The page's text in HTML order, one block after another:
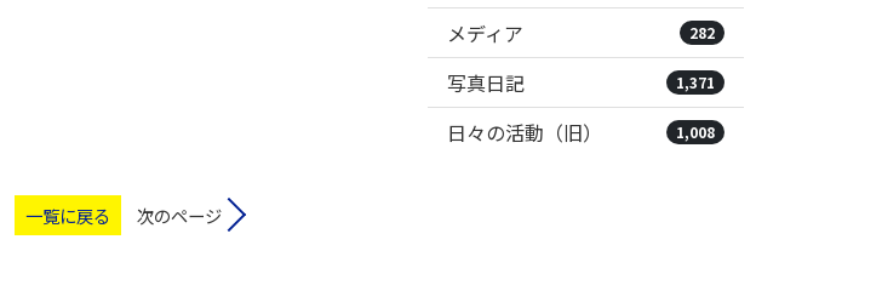
メディア 282
写真日記 1,371
日々の活動（旧） 1,008
一覧に戻る 次のページ